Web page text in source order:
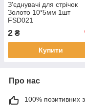
З'єднувачі для стрічок
Золото 10*5мм 1шт
FSD021
2 ₴
Купити
Про нас
100% позитивних з